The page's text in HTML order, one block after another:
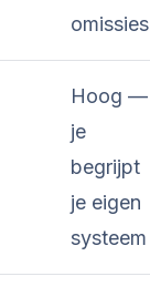
omissies
Hoog —
je
begrijpt
je eigen
systeem